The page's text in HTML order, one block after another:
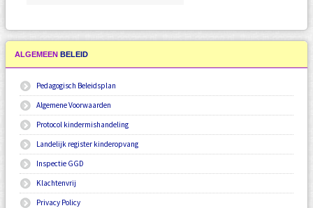
ALGEMEEN BELEID
Pedagogisch Beleidsplan
Algemene Voorwaarden
Protocol kindermishandeling
Landelijk register kinderopvang
Inspectie GGD
Klachtenvrij
Privacy Policy